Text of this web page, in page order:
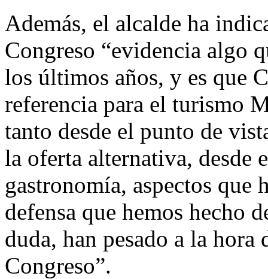
Además, el alcalde ha
Congreso “evidencia algo
los últimos años, y es que
referencia para el turismo
tanto desde el punto de
la oferta alternativa, desde
gastronomía, aspectos que
defensa que hemos hecho
duda, han pesado a la hora
Congreso”.